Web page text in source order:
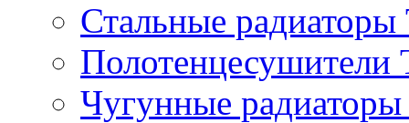
Стальные
Чугунные